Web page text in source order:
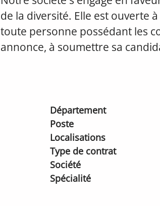
de la diversité. Elle est ouverte
toute personne possédant les
annonce, à soumettre sa
Département
Poste
Localisations
Type de contrat
Société
Spécialité